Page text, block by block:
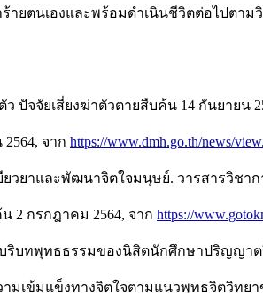
ยตนเองและพร้อมดำเนินชีวิตต่อไปตา
ปัจจัยเสี่ยงฆ่าตัวตายสืบค้น 14 กันยายน
จาก https://www.dmh.go.th/news/
ยาและพัฒนาจิตใจมนุษย์. วารสารวิชาก
2 กรกฎาคม 2564, จาก https://
ริบทพุทธธรรมของนิสิตนักศึกษาปริญญ
ความเข้มแข็งทางจิตใจตามแนวพุทธจิ